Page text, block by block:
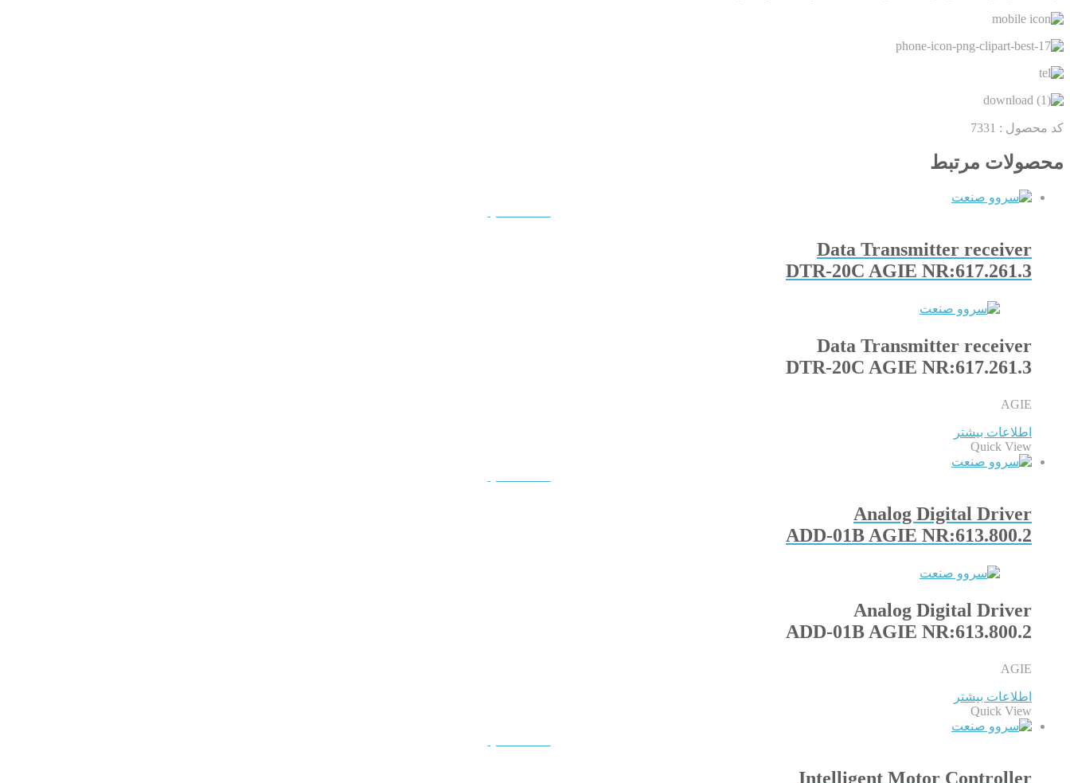
کد محصول : 7331
محصولات مرتبط
Data Transmitter receiver
DTR-20C AGIE NR:617.261.3
Data Transmitter receiver
DTR-20C AGIE NR:617.261.3
AGIE
اطلاعات بیشتر
Quick View
Analog Digital Driver
ADD-01B AGIE NR:613.800.2
Analog Digital Driver
ADD-01B AGIE NR:613.800.2
AGIE
اطلاعات بیشتر
Quick View
Intelligent Motor Controller